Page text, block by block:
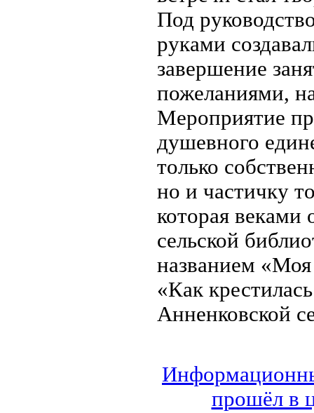
Под
руками
завершение
пожеланиями,
Мероприятие
душевного
только
но и частичку
которая
сельской
названием «Моя
«Как
Анненковской
прошёл в